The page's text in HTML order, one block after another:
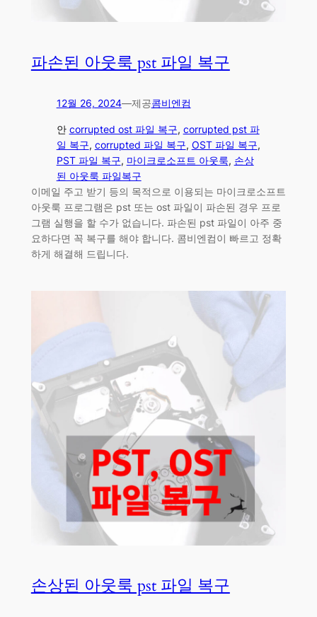
파손된 아웃룩 pst 파일 복구
12월 26, 2024—제공콤비엔컴
안 corrupted ost 파일 복구, corrupted pst 파
일 복구, corrupted 파일 복구, OST 파일 복구
PST 파일 복구, 마이크로소프트 아웃룩, 손상
된 아웃룩 파일복구
이메일 주고 받기 등의 목적으로 이용되는 마이크로소프트
아웃룩 프로그램은 pst 또는 ost 파일이 파손된 경우 프로
그램 실행을 할 수가 없습니다. 파손된 pst 파일이 아주 중
요하다면 꼭 복구를 해야 합니다. 콤비엔컴이 빠르고 정확
하게 해결해 드립니다.
손상된 아웃룩 pst 파일 복구